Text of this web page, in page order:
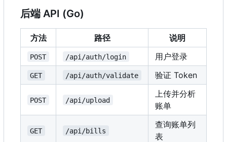
后端 API (Go)
方法 路径 说明
POST /api/auth/login 用户登录
GET /api/auth/validate 验证 Token
POST /api/upload
上传并分析
账单
GET /api/bills
查询账单列
表